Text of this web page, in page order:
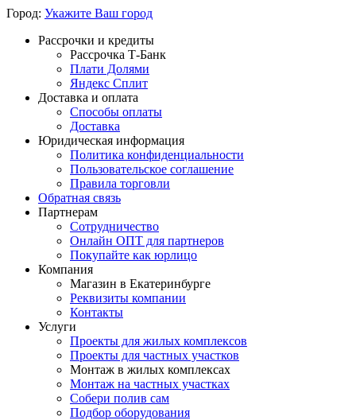
Город: Укажите Ваш город
Рассрочки и кредиты
Рассрочка Т-Банк
Плати Долями
Яндекс Сплит
Доставка и оплата
Способы оплаты
Доставка
Юридическая информация
Политика конфиденциальности
Пользовательское соглашение
Правила торговли
Обратная связь
Партнерам
Сотрудничество
Онлайн ОПТ для партнеров
Покупайте как юрлицо
Компания
Магазин в Екатеринбурге
Реквизиты компании
Контакты
Услуги
Проекты для жилых комплексов
Проекты для частных участков
Монтаж в жилых комплексах
Монтаж на частных участках
Собери полив сам
Подбор оборудования